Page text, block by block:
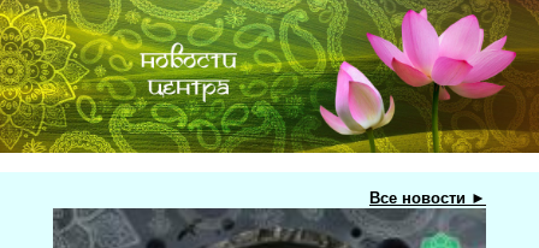
Все новости ►